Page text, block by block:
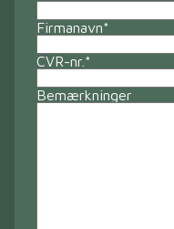
Firmanavn*
CVR-nr. *
Bemærkninger